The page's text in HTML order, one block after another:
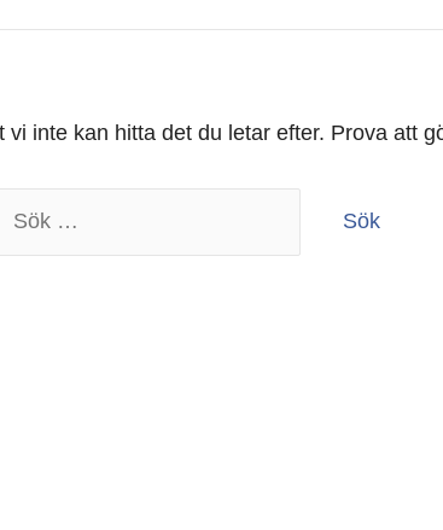
vi inte kan hitta det du letar efter. Prova att